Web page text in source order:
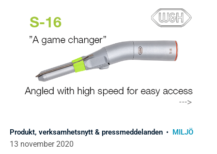
Produkt, verksamhetsnytt & pressmeddelanden MILJÖ
13 november 2020